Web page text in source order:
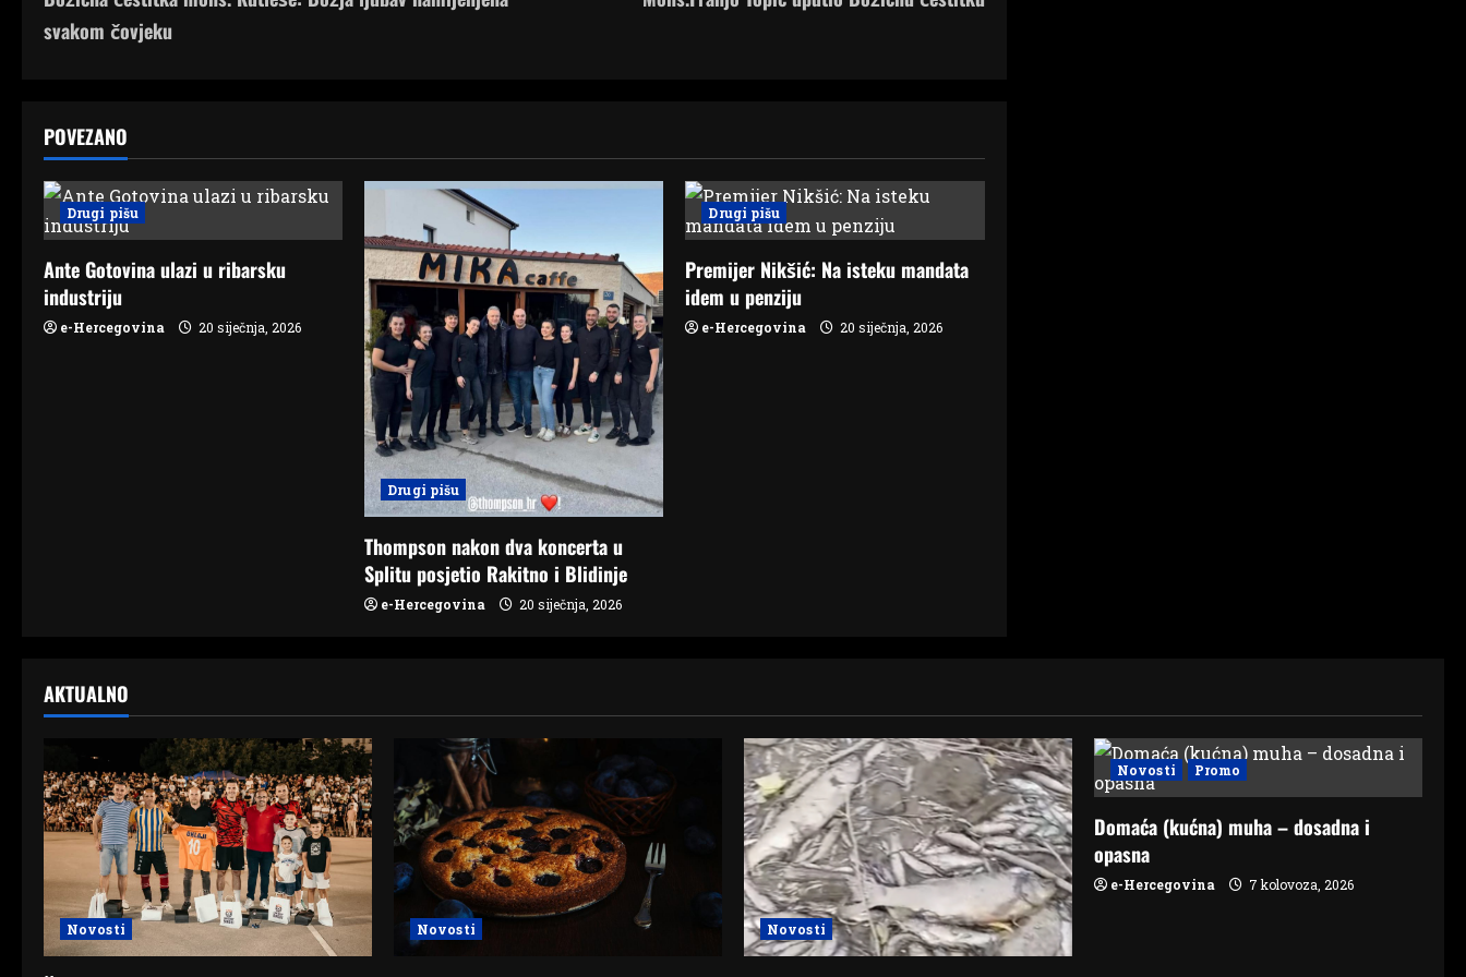
o
n
a
v
i
g
svakom čovjeku
POVEZANO
Drugi pišu
Ante Gotovina ulazi u ribarsku
industriju
e-Hercegovina 20 siječnja, 2026
Drugi pišu
Thompson nakon dva koncerta u
Splitu posjetio Rakitno i Blidinje
e-Hercegovina 20 siječnja, 2026
Drugi pišu
Premijer Nikšić: Na isteku mandata
idem u penziju
e-Hercegovina 20 siječnja, 2026
AKTUALNO
Novosti Novosti Novosti
Novosti Promo
Domaća (kućna) muha – dosadna i
opasna
e-Hercegovina 7 kolovoza, 2026